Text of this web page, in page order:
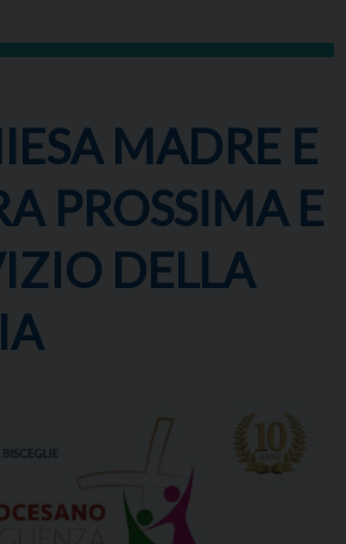
MADRE E
PROSSIMA E
DELLA